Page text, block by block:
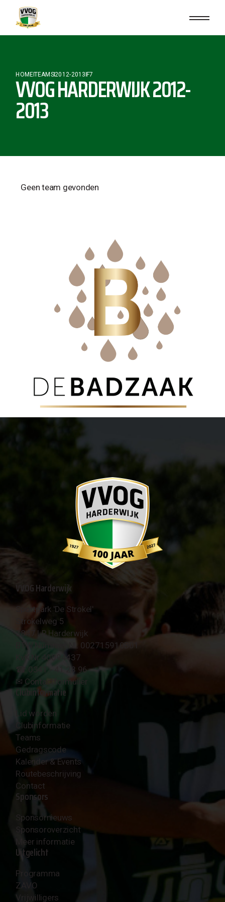
HOMETEAMS2012-2013 F7
VVOG HARDERWIJK 2012-
2013
Geen team gevonden
VVOG Harderwijk
Sportpark 'De Strokel'
Strokelweg 5
3847 LR Harderwijk
BTW Nummer NL 002715910B01
KvK Nr 40094437
☎︎ 0341 - 41 28 96
✉︎ Contactformulier
Clubinformatie
Lid worden
Clubinformatie
Teams
Gedragscode
Kalender & Events
Routebeschrijving
Contact
Sponsors
Sponsornieuws
Sponsoroverzicht
Meer informatie
Uitgelicht
Programma
ZAVO
Vrijwilligers